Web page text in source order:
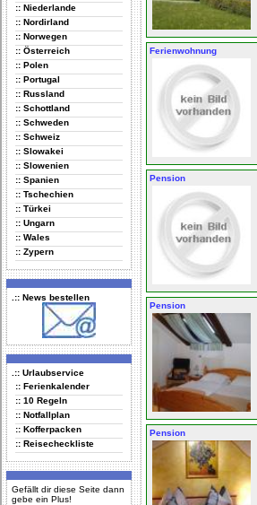
:: Niederlande
:: Nordirland
:: Norwegen
:: Österreich
:: Polen
:: Portugal
:: Russland
:: Schottland
:: Schweden
:: Schweiz
:: Slowakei
:: Slowenien
:: Spanien
:: Tschechien
:: Türkei
:: Ungarn
:: Wales
:: Zypern
.:: News bestellen
.:: Urlaubservice
:: Ferienkalender
:: 10 Regeln
:: Notfallplan
:: Kofferpacken
:: Reisecheckliste
Gefällt dir diese Seite dann
gebe ein Plus!
Ferienwohnung
Pension
Pension
Pension